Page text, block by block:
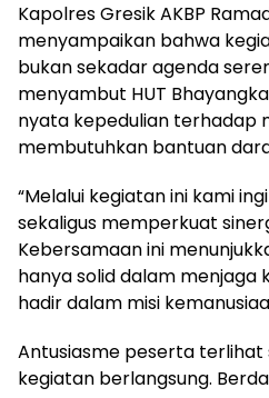
Kapolres Gresik AKBP
menyampaikan bahwa
bukan sekadar agenda
menyambut HUT
nyata kepedulian terhadap
membutuhkan bantuan
“Melalui kegiatan ini kami
sekaligus memperkuat
Kebersamaan ini
hanya solid dalam menjaga
hadir dalam misi
Antusiasme peserta
kegiatan berlangsung.